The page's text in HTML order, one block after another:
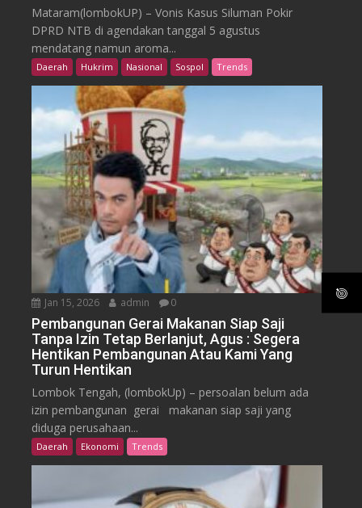
Mataram(lombokUP) – Vonis Kasus Siluman Pokir
DPRD NTB di agendakan tanggal 5 agustus
mendatang namun aroma...
Daerah Hukrim Nasional Sospol Trends
Jan 15, 2026 admin 0
Pembangunan Gerai Makanan Siap Saji
Tanpa Izin Tetap Berlanjut, Agus : Segera
Hentikan Pembangunan Atau Kami Yang
Turun Hentikan
Lombok Tengah, (lombokUp) – persoalan belum ada
izin pembangunan gerai makanan siap saji yang
diduga perusahaan...
Daerah Ekonomi Trends